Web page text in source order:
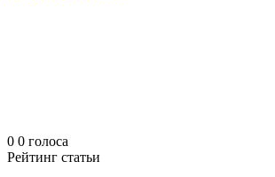
0 0 голоса
Рейтинг статьи